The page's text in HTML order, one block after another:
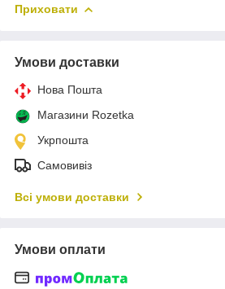
Приховати
Умови доставки
Нова Пошта
Магазини Rozetka
Укрпошта
Самовивіз
Всі умови доставки
Умови оплати